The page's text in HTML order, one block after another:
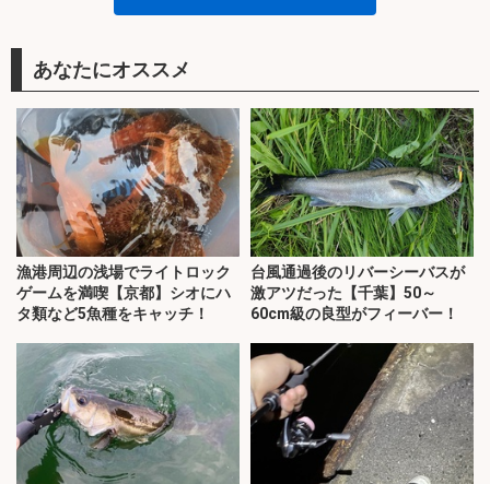
あなたにオススメ
漁港周辺の浅場でライトロック
ゲームを満喫【京都】シオにハ
タ類など5魚種をキャッチ！
台風通過後のリバーシーバスが
激アツだった【千葉】50～
60cm級の良型がフィーバー！